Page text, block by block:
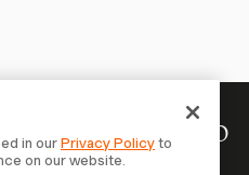
ser registrado
in ourPrivacy Policyto
on our website.